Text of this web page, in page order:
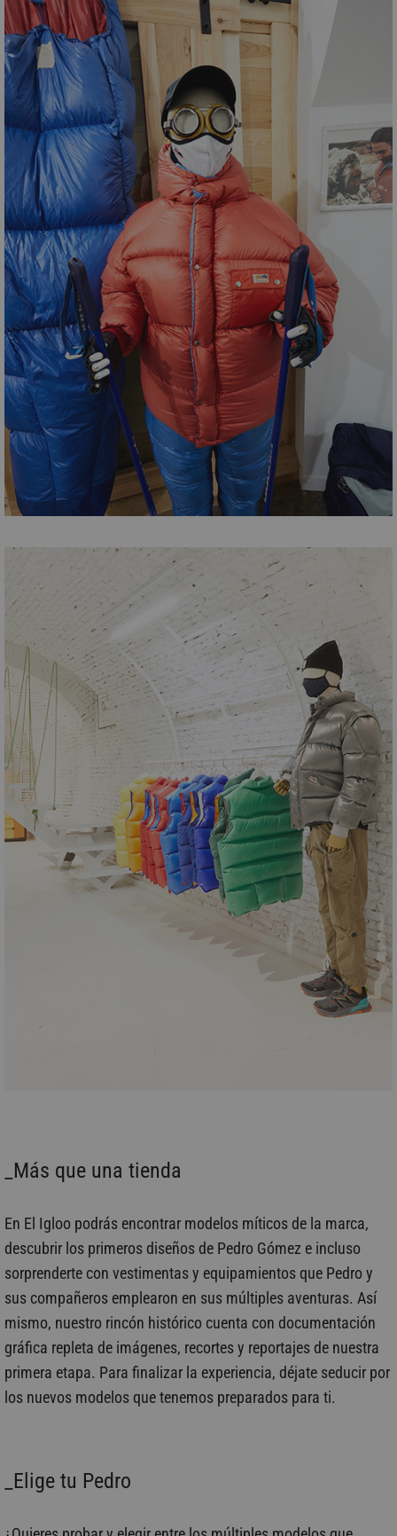
_Más que una tienda
En El Igloo podrás encontrar modelos míticos de la marca,
descubrir los primeros diseños de Pedro Gómez e incluso
sorprenderte con vestimentas y equipamientos que Pedro y
sus compañeros emplearon en sus múltiples aventuras. Así
mismo, nuestro rincón histórico cuenta con documentación
gráfica repleta de imágenes, recortes y reportajes de nuestra
primera etapa. Para finalizar la experiencia, déjate seducir por
los nuevos modelos que tenemos preparados para ti.
_Elige tu Pedro